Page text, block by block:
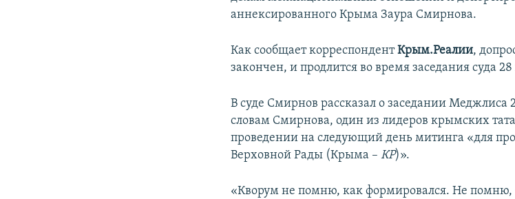
аннексированного Крыма Заура Смирнова.
Как сообщает корреспондентКрым.Реалии,
закончен, и продлится во время заседания суда
В суде Смирнов рассказал о заседании Меджлиса
словам Смирнова, один из лидеров крымских
проведении на следующий день митинга «для
Верховной Рады (Крыма –КР)».
«Кворум не помню, как формировался. Не помню,